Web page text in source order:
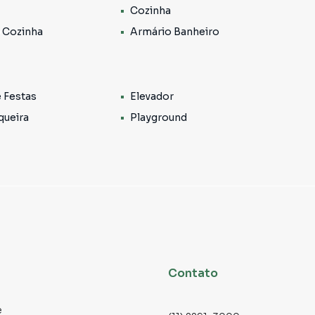
um cantinho de leitura, um pequeno jardim ou um
vista aberta.
muito charme. O layout funcional ainda facilita a
Cozinha
Armário Banheiro
Festas
Elevador
Playground
Contato